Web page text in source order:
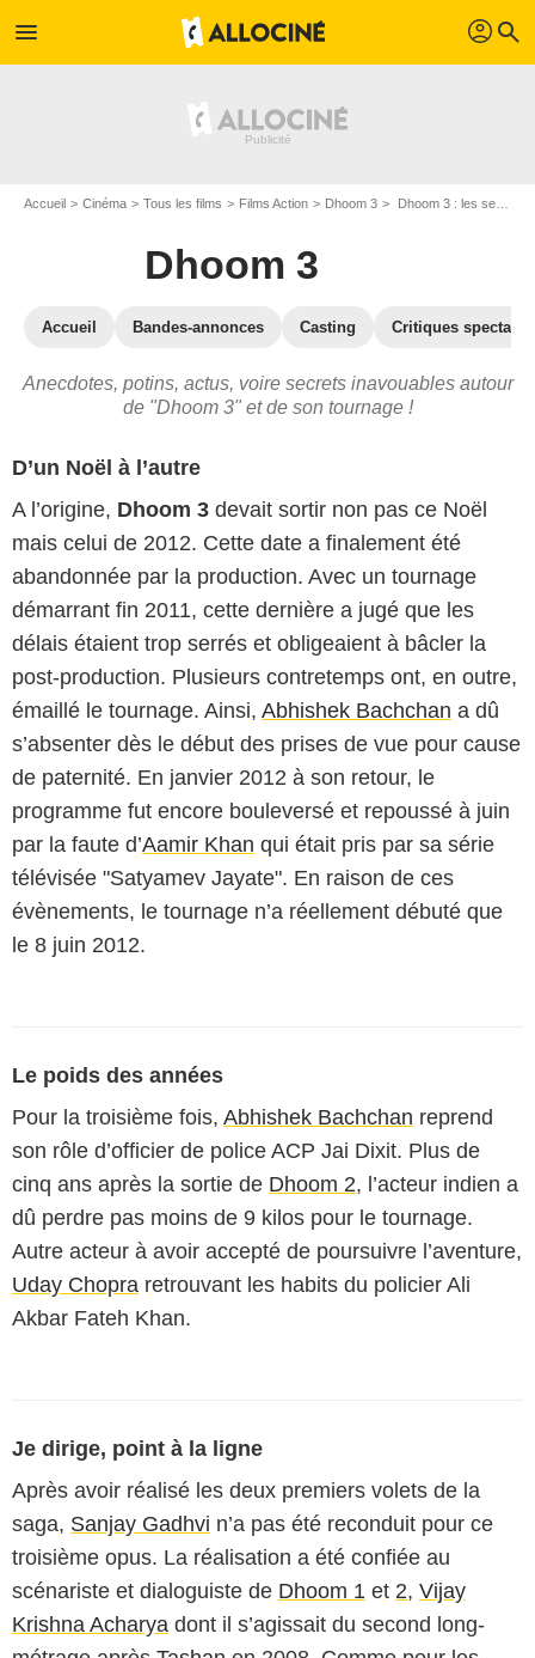
menu profil search
Accueil Cinéma Tous les films Films Action Dhoom 3 Dhoom 3 : les secrets du tournage
Dhoom 3
Accueil Bandes-annonces Casting Critiques
Anecdotes, potins, actus, voire secrets inavouables autour
de "Dhoom 3" et de son tournage !
D’un Noël à l’autre
A l’origine, Dhoom 3 devait sortir non pas ce Noël
mais celui de 2012. Cette date a finalement été
abandonnée par la production. Avec un tournage
démarrant fin 2011, cette dernière a jugé que les
délais étaient trop serrés et obligeaient à bâcler la
post-production. Plusieurs contretemps ont, en outre,
émaillé le tournage. Ainsi, Abhishek Bachchan a dû
s’absenter dès le début des prises de vue pour cause
de paternité. En janvier 2012 à son retour, le
programme fut encore bouleversé et repoussé à juin
par la faute d’Aamir Khan qui était pris par sa série
télévisée "Satyamev Jayate". En raison de ces
évènements, le tournage n’a réellement débuté que
le 8 juin 2012.
Le poids des années
Pour la troisième fois, Abhishek Bachchan reprend
son rôle d’officier de police ACP Jai Dixit. Plus de
cinq ans après la sortie de Dhoom 2, l’acteur indien a
dû perdre pas moins de 9 kilos pour le tournage.
Autre acteur à avoir accepté de poursuivre l’aventure,
Uday Chopra retrouvant les habits du policier Ali
Akbar Fateh Khan.
Je dirige, point à la ligne
Après avoir réalisé les deux premiers volets de la
saga, Sanjay Gadhvi n’a pas été reconduit pour ce
troisième opus. La réalisation a été confiée au
scénariste et dialoguiste de Dhoom 1 et 2, Vijay
Krishna Acharya dont il s’agissait du second long-